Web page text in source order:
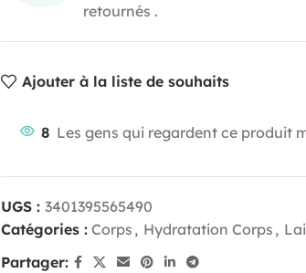
retournés .
Ajouter à la liste de souhaits
8 Les gens qui regardent ce produit
UGS : 3401395565490
Catégories : Corps , Hydratation Corps ,
Partager: